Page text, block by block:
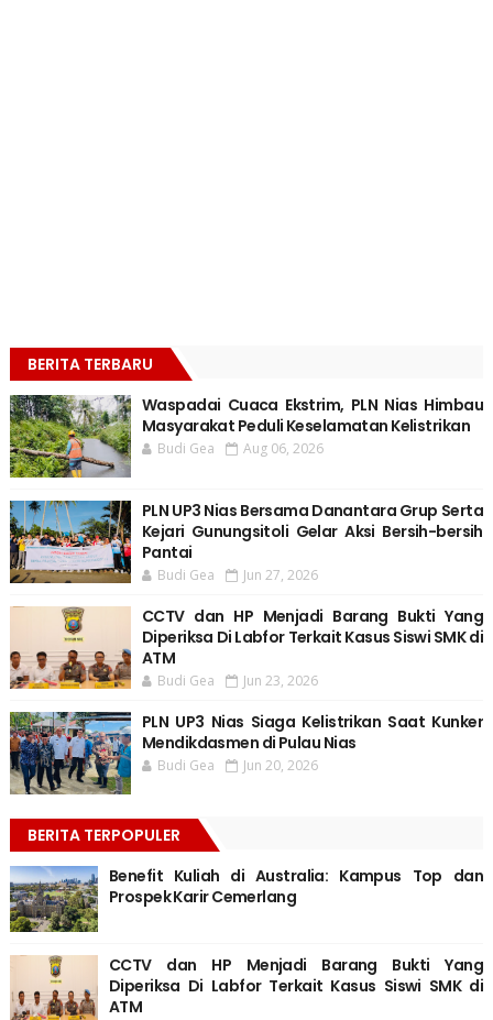
BERITA TERBARU
Waspadai Cuaca Ekstrim, PLN Nias Himbau
Masyarakat Peduli Keselamatan Kelistrikan
Budi Gea Aug 06, 2026
PLN UP3 Nias Bersama Danantara Grup Serta
Kejari Gunungsitoli Gelar Aksi Bersih-bersih
Pantai
Budi Gea Jun 27, 2026
CCTV dan HP Menjadi Barang Bukti Yang
Diperiksa Di Labfor Terkait Kasus Siswi SMK di
ATM
Budi Gea Jun 23, 2026
PLN UP3 Nias Siaga Kelistrikan Saat Kunker
Mendikdasmen di Pulau Nias
Budi Gea Jun 20, 2026
BERITA TERPOPULER
Benefit Kuliah di Australia: Kampus Top dan
Prospek Karir Cemerlang
CCTV dan HP Menjadi Barang Bukti Yang
Diperiksa Di Labfor Terkait Kasus Siswi SMK di
ATM